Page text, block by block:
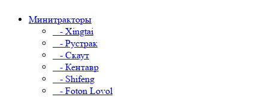
Минитракторы
- Xingtai
- Рустрак
- Скаут
- Кентавр
- Shifeng
- Foton Lovol